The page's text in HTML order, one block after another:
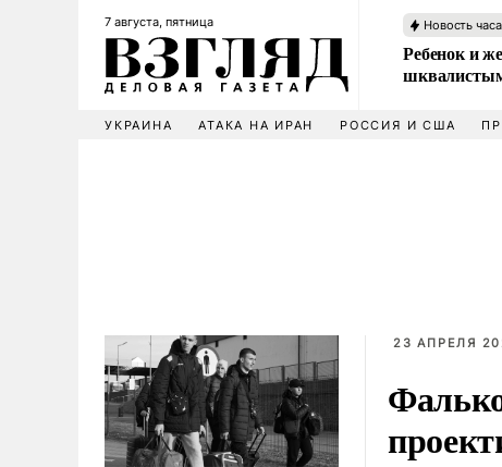
7 августа, пятница Новость часа
Ребенок и
УКРАИНА АТАКА НА ИРАН РОССИЯ И США
23 АПРЕЛЯ